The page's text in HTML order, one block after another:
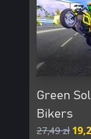
Green
Bikers
27,49 zł